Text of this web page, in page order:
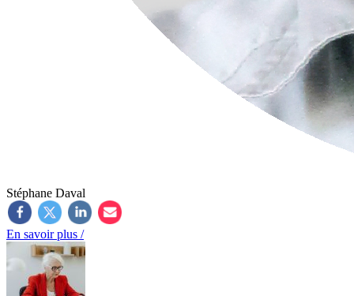
Stéphane Daval
En savoir plus /